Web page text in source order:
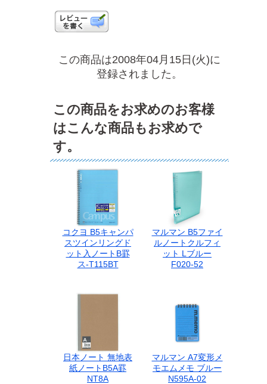
この商品は2008年04月15日(火)に
登録されました。
この商品をお求めのお客様
はこんな商品もお求めで
す。
コクヨ B5キャンパ
スツインリングド
ット入ノートB罫
ス-T115BT
マルマン B5ファイ
ルノートクルフィ
ット Lブルー
F020-52
日本ノート 無地表
紙ノートB5A罫
NT8A
マルマン A7変形メ
モエムメモ ブルー
N595A-02